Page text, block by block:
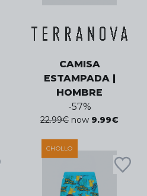
CAMISA
ESTAMPADA |
HOMBRE
-57%
22.99€ now 9.99€
CHOLLO